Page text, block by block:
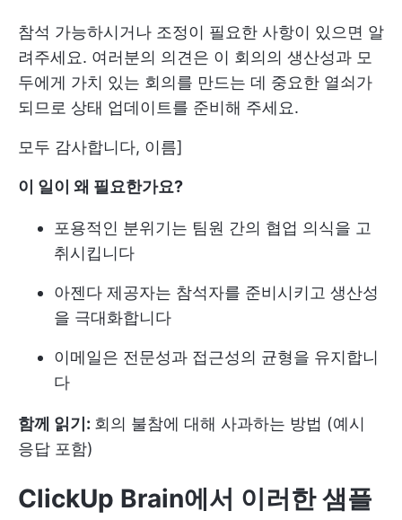
참석 가능하시거나 조정이 필요한 사항이 있으면 알
려주세요. 여러분의 의견은 이 회의의 생산성과 모
두에게 가치 있는 회의를 만드는 데 중요한 열쇠가
되므로 상태 업데이트를 준비해 주세요.
모두 감사합니다, 이름]
이 일이 왜 필요한가요?
포용적인 분위기는 팀원 간의 협업 의식을 고
취시킵니다
아젠다 제공자는 참석자를 준비시키고 생산성
을 극대화합니다
이메일은 전문성과 접근성의 균형을 유지합니
다
함께 읽기: 회의 불참에 대해 사과하는 방법 (예시
응답 포함)
ClickUp Brain에서 이러한 샘플